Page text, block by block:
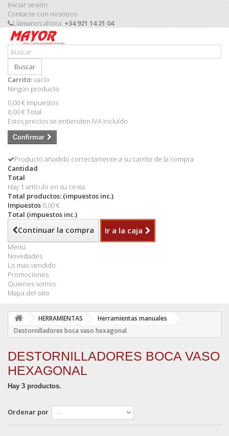
Iniciar sesión
Contacte con nosotros
Llámanos ahora:+34 921 14 21 04
Buscar
Carrito:vacío
Ningún producto
0,00 € Impuestos
0,00 €Total
Estos precios se entienden IVA incluído
Confirmar
Producto añadido correctamente a su carrito de la compra
Cantidad
Total
Hay 1 artículo en su cesta.
Total productos: (impuestos inc.)
Impuestos 0,00 €
Total (impuestos inc.)
Continuar la compra Ir a la caja
Menú
Novedades
Lo mas vendido
Promociones
Quienes somos
Mapa del sitio
HERRAMIENTAS
Herramientas manuales
Destornilladores boca vaso hexagonal
DESTORNILLADORES BOCA VASO
HEXAGONAL
Hay 3 productos.
Ordenar por